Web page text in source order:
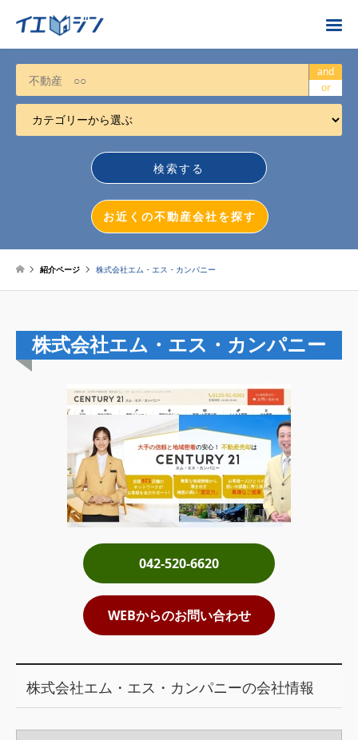
お近くの不動産会社を探す
カテゴリーから選ぶ
不動産売却
不動産投資
マンション売却
土地売却
税金について
イエジンくんの紹介
運営会社
利用規約について
掲載受付窓口はこちら
and
or
お近くの不動産会社を探す
紹介ページ 株式会社エム・エス・カンパニー
株式会社エム・エス・カンパニー
042-520-6620
WEBからのお問い合わせ
株式会社エム・エス・カンパニーの会社情報